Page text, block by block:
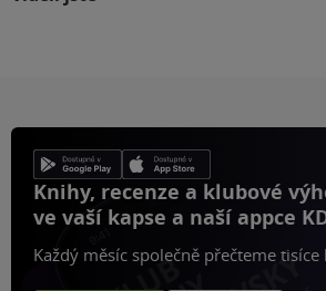
Knihy, recenze a klubové
ve vaší kapse a naší appce
Každý měsíc společně přečteme tisíce